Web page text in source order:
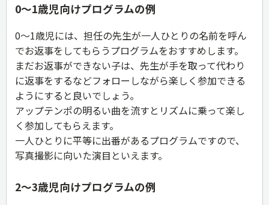
0～1歳児向けプログラムの例
0～1歳児には、担任の先生が一人ひとりの名前を呼ん
でお返事をしてもらうプログラムをおすすめします。
まだお返事ができない子は、先生が手を取って代わり
に返事をするなどフォローしながら楽しく参加できる
ようにすると良いでしょう。
アップテンポの明るい曲を流すとリズムに乗って楽し
く参加してもらえます。
一人ひとりに平等に出番があるプログラムですので、
写真撮影に向いた演目といえます。
2～3歳児向けプログラムの例